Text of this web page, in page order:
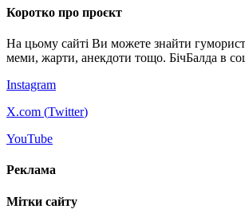
Коротко про проєкт
На цьому сайті Ви можете знайти
меми, жарти, анекдоти тощо. БічБалда в
Instagram
X.com (Twitter)
YouTube
Реклама
Мітки сайту